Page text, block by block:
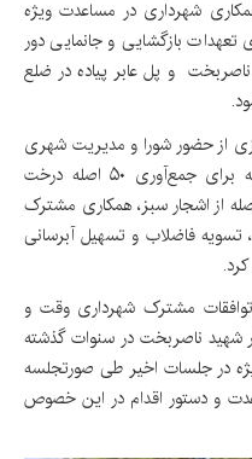
شهرداری در مساعدت ویژه
بازگشایی و جانمایی دور
و پل عابر پیاده در ضلع
از حضور شورا و مدیریت شهری
در تعیین تکلیف درخواست این موسسه برای جمع‌آوری ۵۰ اصله درخت
هرس، اصلاح و سربرداری ۱۶۱۰ اصله از اشجار سبز، همکاری مشترک
فاضلاب و تسهیل آبرسانی
مشترک شهرداری وقت و
شهید ناصربخت در سنوات گذشته
در جلسات اخیر طی صورتجلسه
و دستور اقدام در این خصوص